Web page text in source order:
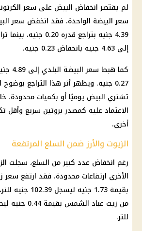
لم يقتصر انخفاض البيض على سعر
سعر البيضة الواحدة. فقد انخفض سعر
4.39 جنيه بتراجع قدره
إلى 4.63 جنيه بانخفاض 0.23 جنيه.
كما
0.27 جنيه. ويظهر أثر هذا التراجع
تشتري البيض يوميًا أو بكميات محدودة،
الاعتماد عليه كمصدر بروتين سريع وأقل
أخرى.
الزيوت والأرز ضمن السلع المرتفعة
رغم انخفاض عدد كبير من السلع، سجلت
الأخرى ارتفاعات محدودة. فقد ارتفع
بقيمة 1.73 جنيه
للتر.